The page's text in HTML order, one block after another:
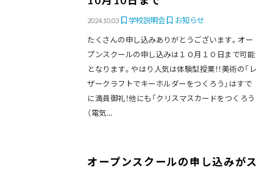
2024.10.03 学校説明会 お知らせ
たくさんの申し込みありがとうございます。オー
プンスクールの申し込みは１０月１０日まで可能
となります。やはり人気は体験型授業！！美術の「レ
ザークラフトでキーホルダーをつくろう」はすで
に満員御礼！他にも「クリスマスカードをつくろう
（電気…
オープンスクールの申し込みがス